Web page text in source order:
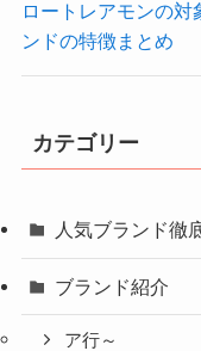
ロートレアモンの
ンドの特徴まとめ
カテゴリー
人気ブランド徹
ブランド紹介
ア行～